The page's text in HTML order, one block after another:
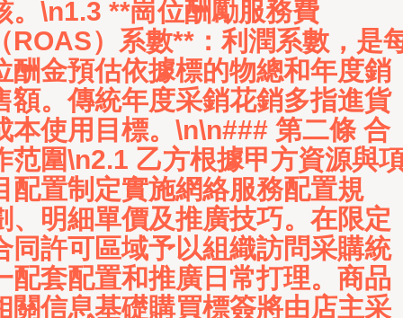
。\n1.3 **崗位酬勵服務費
ROAS）系數**：利潤系數，是
酬金預估依據標的物總和年度銷
額。傳統年度采銷花銷多指進貨
本使用目標。\n\n### 第二條 合
范圍\n2.1 乙方根據甲方資源與
配置制定實施網絡服務配置規
、明細單價及推廣技巧。在限定
同許可區域予以組織訪問采購統
配套配置和推廣日常打理。商品
關信息基礎購買標簽將由店主采